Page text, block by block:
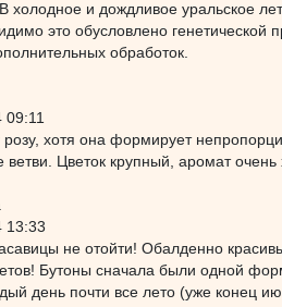
холодное и дождливое уральское
это обусловлено генетической
обработок.
09:11
хотя она формирует
ветви. Цветок крупный, аромат
13:33
не отойти! Обалденно
Бутоны сначала были одной
день почти все лето (уже конец